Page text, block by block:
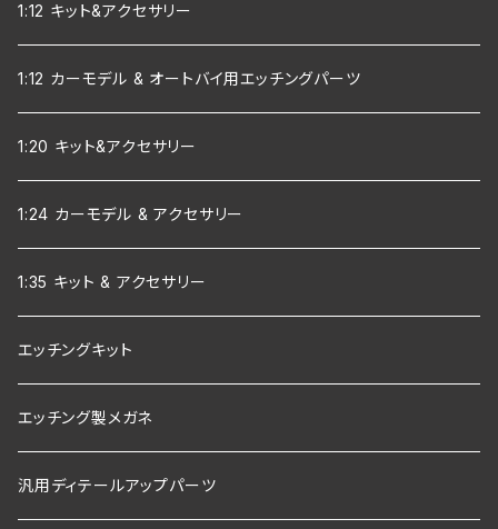
1:12 キット&アクセサリー
1:12 カーモデル & オートバイ用エッチングパーツ
1:20 キット&アクセサリー
1:24 カーモデル & アクセサリー
1:35 キット & アクセサリー
エッチングキット
エッチング製メガネ
汎用ディテールアップパーツ